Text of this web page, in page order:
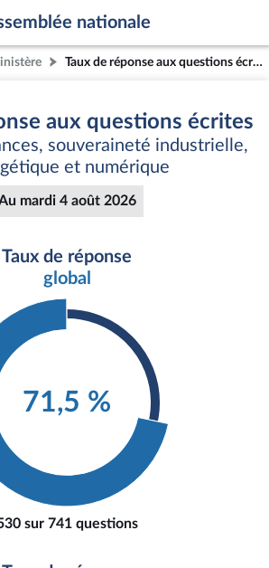
nationale
Taux de réponse aux questions écrites
aux questions écrites
souveraineté industrielle,
et numérique
mardi 4 août 2026
Taux de réponse
global
71,5 %
sur 741 questions